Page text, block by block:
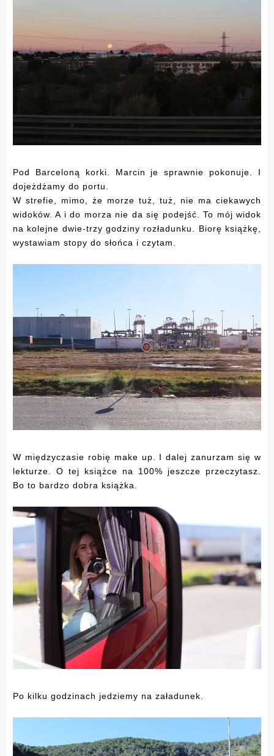
Pod Barceloną korki. Marcin je sprawnie pokonuje. I
dojeżdżamy do portu.
W strefie, mimo, że morze tuż, tuż, nie ma ciekawych
widoków. A i do morza nie da się podejść. To mój widok
na kolejne dwie-trzy godziny rozładunku. Biorę książkę,
wystawiam stopy do słońca i czytam.
W międzyczasie robię make up. I dalej zanurzam się w
lekturze. O tej książce na 100% jeszcze przeczytasz.
Bo to bardzo dobra książka.
Po kilku godzinach jedziemy na załadunek.